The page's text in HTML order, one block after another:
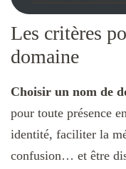
Les critères
domaine
Choisir un nom de
pour toute présence
identité, faciliter la
confusion… et être